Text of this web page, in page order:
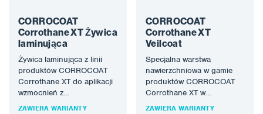
CORROCOAT
Corrothane XT Żywica
laminująca
Żywica laminująca z linii
produktów CORROCOAT
Corrothane XT do aplikacji
wzmocnień z
wykorzystaniem tkanin z
ZAWIERA WARIANTY
CORROCOAT
Corrothane XT
Veilcoat
Specjalna warstwa
nawierzchniowa w gamie
produktów CORROCOAT
Corrothane XT w
agresywnych środowiskach
ZAWIERA WARIANTY